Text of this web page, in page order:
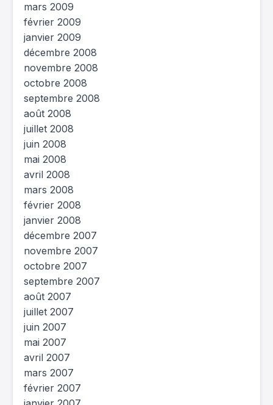
mars 2009
février 2009
janvier 2009
décembre 2008
novembre 2008
octobre 2008
septembre 2008
août 2008
juillet 2008
juin 2008
mai 2008
avril 2008
mars 2008
février 2008
janvier 2008
décembre 2007
novembre 2007
octobre 2007
septembre 2007
août 2007
juillet 2007
juin 2007
mai 2007
avril 2007
mars 2007
février 2007